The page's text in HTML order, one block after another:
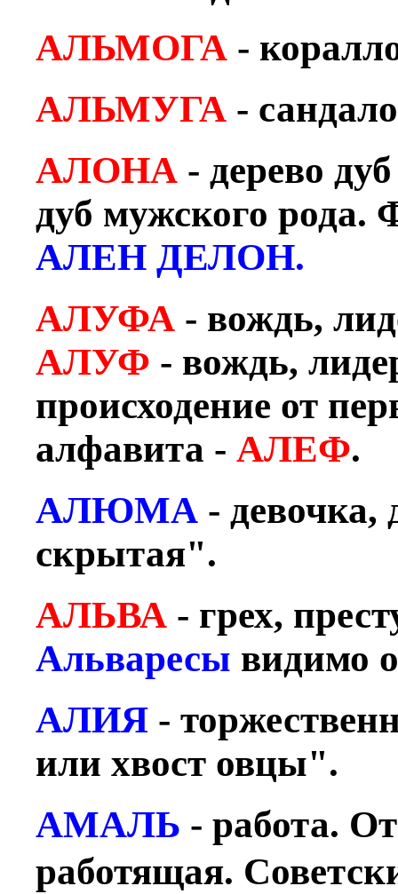
АЛЬМОГА -
АЛЬМУГА -
АЛОНА - дерево
дуб мужского рода.
АЛЕН ДЕЛОН.
АЛУФА - вождь,
АЛУФ - вождь,
происходение от
алфавита - АЛЕФ.
АЛЮМА - девочка,
скрытая".
АЛЬВА - грех,
Альваресы видимо
АЛИЯ -
или хвост овцы".
АМАЛЬ - работа.
работящая.